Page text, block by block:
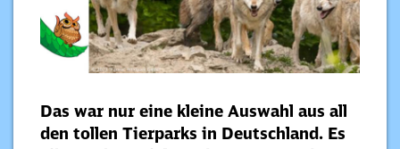
Das war nur eine kleine Auswahl aus all
den tollen Tierparks in Deutschland. Es